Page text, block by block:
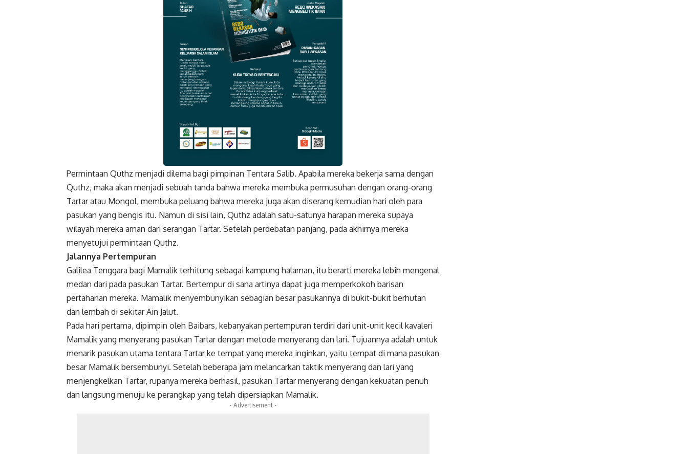
Facebook Twitter Gmail
Permintaan Quthz menjadi dilema bagi pimpinan Tentara Salib. Apabila mereka bekerja sama dengan
Quthz, maka akan menjadi sebuah tanda bahwa mereka membuka permusuhan dengan orang-orang
Tartar atau Mongol, membuka peluang bahwa mereka juga akan diserang kemudian hari oleh para
pasukan yang bengis itu. Namun di sisi lain, Quthz adalah satu-satunya harapan mereka supaya
wilayah mereka aman dari serangan Tartar. Setelah perdebatan panjang, pada akhirnya mereka
menyetujui permintaan Quthz.
Jalannya Pertempuran
Galilea Tenggara bagi Mamalik terhitung sebagai kampung halaman, itu berarti mereka lebih mengenal
medan dari pada pasukan Tartar. Bertempur di sana artinya dapat juga memperkokoh barisan
pertahanan mereka. Mamalik menyembunyikan sebagian besar pasukannya di bukit-bukit berhutan
dan lembah di sekitar Ain Jalut.
Pada hari pertama, dipimpin oleh Baibars, kebanyakan pertempuran terdiri dari unit-unit kecil kavaleri
Mamalik yang menyerang pasukan Tartar dengan metode menyerang dan lari. Tujuannya adalah untuk
menarik pasukan utama tentara Tartar ke tempat yang mereka inginkan, yaitu tempat di mana pasukan
besar Mamalik bersembunyi. Setelah beberapa jam melancarkan taktik menyerang dan lari yang
menjengkelkan Tartar, rupanya mereka berhasil, pasukan Tartar menyerang dengan kekuatan penuh
dan langsung menuju ke perangkap yang telah dipersiapkan Mamalik.
- Advertisement -